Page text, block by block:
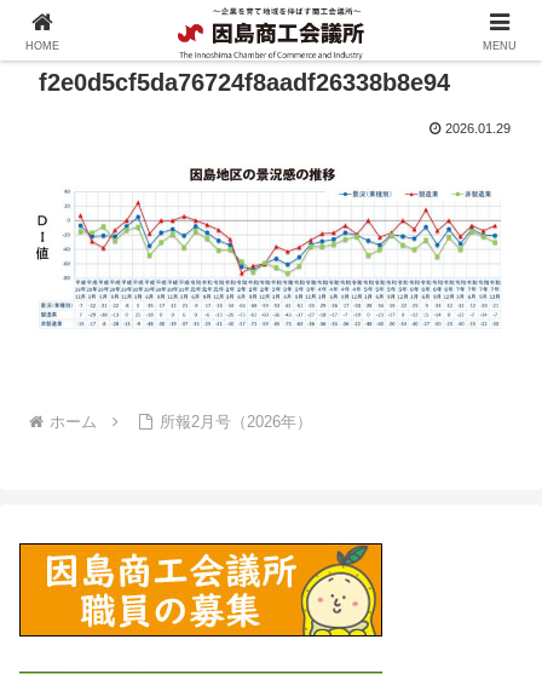
f2e0d5cf5da76724f8aadf26338b8e94
2026.01.29
ホーム 所報2月号（2026年）
HOME MENU